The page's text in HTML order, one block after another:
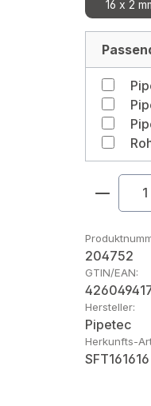
16 x 2
204752
GTIN/EAN:
Hersteller:
Pipetec
Herkunfts-
SFT161616